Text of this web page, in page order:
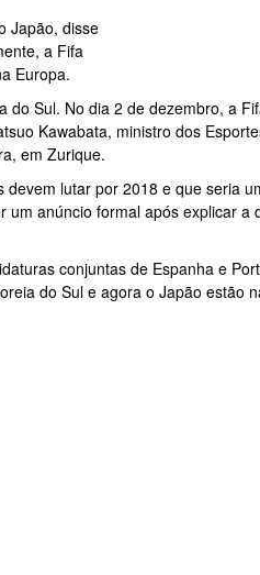
Japão, disse
a Fifa
Europa.
Sul. No dia 2 de dezembro, a
Kawabata, ministro dos
em Zurique.
lutar por 2018 e que seria
anúncio formal após explicar a
conjuntas de Espanha e
do Sul e agora o Japão estão